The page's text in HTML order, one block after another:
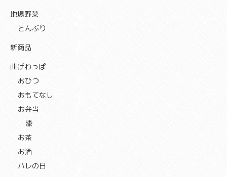
地場野菜
とんぶり
新商品
曲げわっぱ
おひつ
おもてなし
お弁当
漆
お茶
お酒
ハレの日